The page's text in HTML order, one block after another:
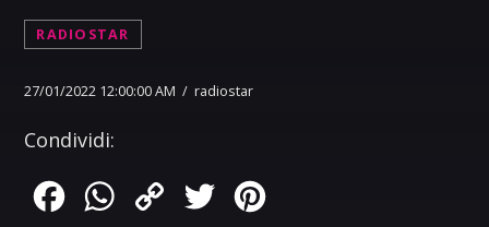
RADIOSTAR
27/01/2022 12:00:00 AM / radiostar
Condividi:
FacebookWhatsApp
Copy
Twitter